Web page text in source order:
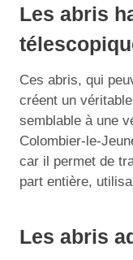
Les abris
Ces abris, qui
créent un
semblable à une
Colombier-le-
car il permet de
part entière,
Les abris